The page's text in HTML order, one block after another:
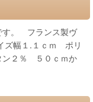
す。 フランス製ヴ
幅１.１ｃｍ ポリ
２％ ５０ｃｍか